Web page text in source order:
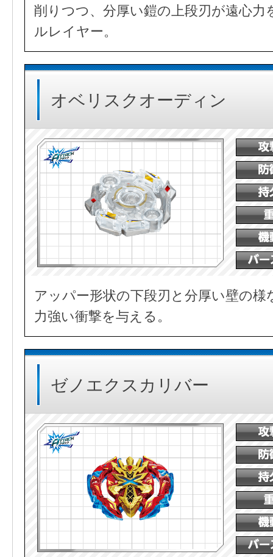
削りつつ、分厚い鎧の上段刃が遠心
ルレイヤー。
オベリスクオーディン
アッパー形状の下段刃と分厚い壁の
力強い衝撃を与える。
ゼノエクスカリバー